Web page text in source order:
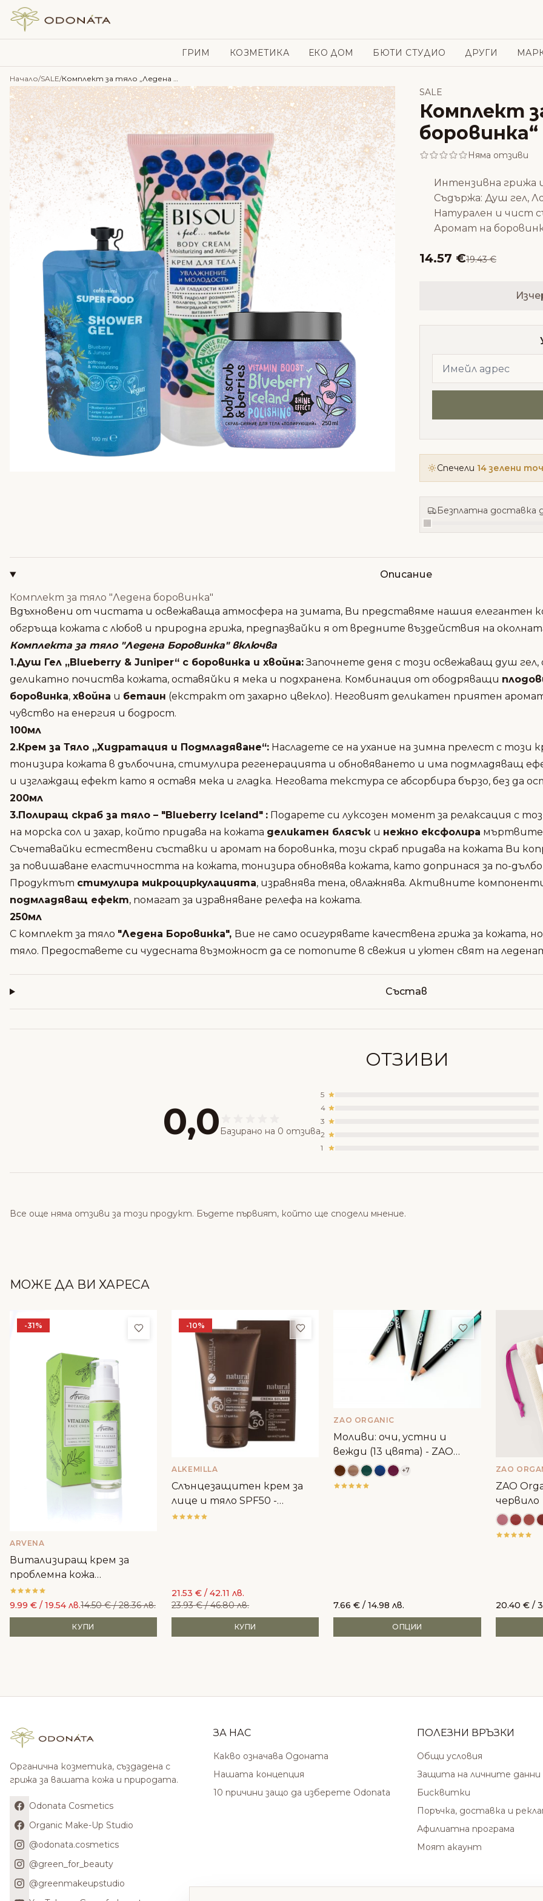
Skip to content
ГРИМ КОЗМЕТИКА ЕКО ДОМ БЮТИ СТУДИО ДРУГИ
Начало/SALE/ Комплект за тяло „Ледена боровинка“
SALE
Комплект
боровинка“
Няма отзиви
Интензивна грижа
Съдържа: Душ гел,
Натурален и чист
Аромат на
14.57 €19.43 €
Спечели 14 зелени
Безплатна доставка
Описание
Комплект за тяло "Ледена боровинка"
Вдъхновени от чистата и освежаваща атмосфера на зимата, Ви представяме нашия елегантен
обгръща кожата с любов и природна грижа, предпазвайки я от вредните въздействия на
Комплекта за тяло "Ледена Боровинка" включва
1.Душ Гел „Blueberry & Juniper“ с боровинка и хвойна:Започнете деня с този освежаващ душ
деликатно почиства кожата, оставяйки я мека и подхранена. Комбинация от ободряващи
боровинка, хвойна и бетаин (екстракт от захарно цвекло). Неговият деликатен приятен
чувство на енергия и бодрост.
100мл
2.Крем за Тяло „Хидратация и Подмладяване“: Насладете се на ухание на зимна прелест с този
тонизира кожата в дълбочина, стимулира регенерацията и обновяването и има подмладяващ
и изглаждащ ефект като я оставя мека и гладка. Неговата текстура се абсорбира бързо, без да
200мл
3.Полиращ скраб за тяло – "Blueberry Iceland" : Подарете си луксозен момент за релаксация с
на морска сол и захар, който придава на кожата деликатен блясък и нежно ексфолира мъртвите
Съчетавайки естествени съставки и аромат на боровинка, този скраб придава на кожата Ви
за повишаване еластичността на кожата, тонизира обновява кожата, като допринася за по-
Продуктът стимулира микроциркулацията, изравнява тена, овлажнява. Активните
подмладяващ ефект, помагат за изравняване релефа на кожата.
250мл
С комплект за тяло "Ледена Боровинка", Вие не само осигурявате качествена грижа за кожата,
тяло. Предоставете си чудесната възможност да се потопите в свежия и уютен свят на
Състав
ОТЗИВИ
0,0 Базирано на 0 отзива
5
4
3
2
1
Все още няма отзиви за този продукт. Бъдете първият, който ще сподели мнение.
МОЖЕ ДА ВИ ХАРЕСА
-31% Добави в любими
ARVENA
Витализиращ крем за
проблемна кожа
Ботаникълс - Arvena
Cosmetics
9.99 € / 19.54 лв.14.50€/ 28.36 лв.
КУПИ
-10% Добави в любими
ALKEMILLA
Слънцезащитен крем за
лице и тяло SPF50 -
ALKEMILLA
21.53€ / 42.11 лв.
23.93€/ 46.80 лв.
КУПИ
Добави в
ZAO ORGANIC
Моливи: очи, устни и
вежди (13 цвята) - ZAO
Organic
+7
7.66€ / 14.98 лв.
ОПЦИИ
ZAO
ZAO
червило
20.40 €/
Органична козметика, създадена с
грижа за вашата кожа и природата.
Odonata Cosmetics
Organic Make-Up Studio
@odonata.cosmetics
@green_for_beauty
@greenmakeupstudio
ЗА НАС
Какво означава Одоната
Нашата концепция
10 причини защо да изберете Odonata
ПОЛЕЗНИ ВРЪЗКИ
Общи условия
Защита на личните данни
Бисквитки
Поръчка, доставка и
Афилиатна програма
Моят акаунт